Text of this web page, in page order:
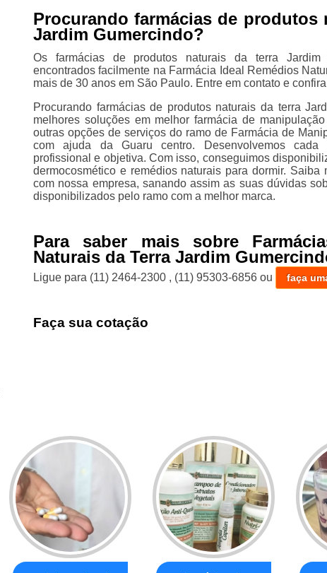
Procurando farmácias de produtos
Jardim Gumercindo?
Os farmácias de produtos naturais da terra Jardim
encontrados facilmente na Farmácia Ideal Remédios
mais de 30 anos em São Paulo. Entre em contato e
Procurando farmácias de produtos naturais da terra
melhores soluções em melhor farmácia de
outras opções de serviços do ramo de Farmácia de
com ajuda da Guaru centro. Desenvolvemos
profissional e objetiva. Com isso, conseguimos
dermocosmético e remédios naturais para dormir. Saiba
com nossa empresa, sanando assim as suas dúvidas
disponibilizados pelo ramo com a melhor marca.
Para saber mais sobre
Naturais da Terra Jardim
Ligue para (11) 2464-2300 , (11) 95303-6856 ou faça
Faça sua cotação